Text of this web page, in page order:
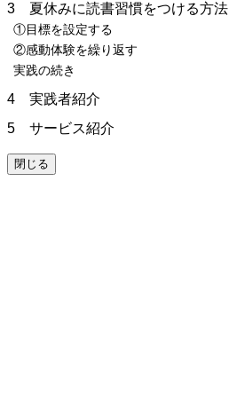
3 夏休みに読書習慣をつける方法
①目標を設定する
②感動体験を繰り返す
実践の続き
4 実践者紹介
5 サービス紹介
閉じる